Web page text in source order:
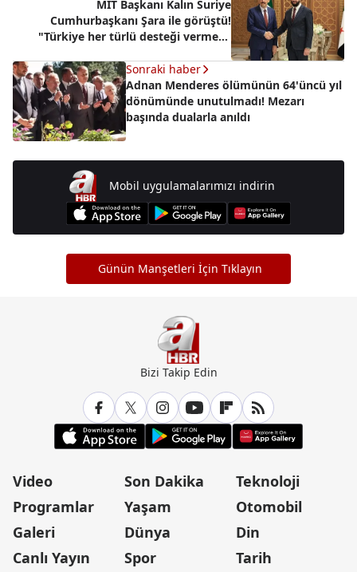
MİT Başkanı Kalın Suriye
Cumhurbaşkanı Şara ile görüştü!
"Türkiye her türlü desteği vermeye
Sonraki haber
Adnan Menderes ölümünün 64'üncü yıl
dönümünde unutulmadı! Mezarı
başında dualarla anıldı
Mobil uygulamalarımızı indirin
Günün Manşetleri İçin Tıklayın
Bizi Takip Edin
Video
Programlar
Galeri
Canlı Yayın
Son Dakika
Yaşam
Dünya
Spor
Teknoloji
Otomobil
Din
Tarih